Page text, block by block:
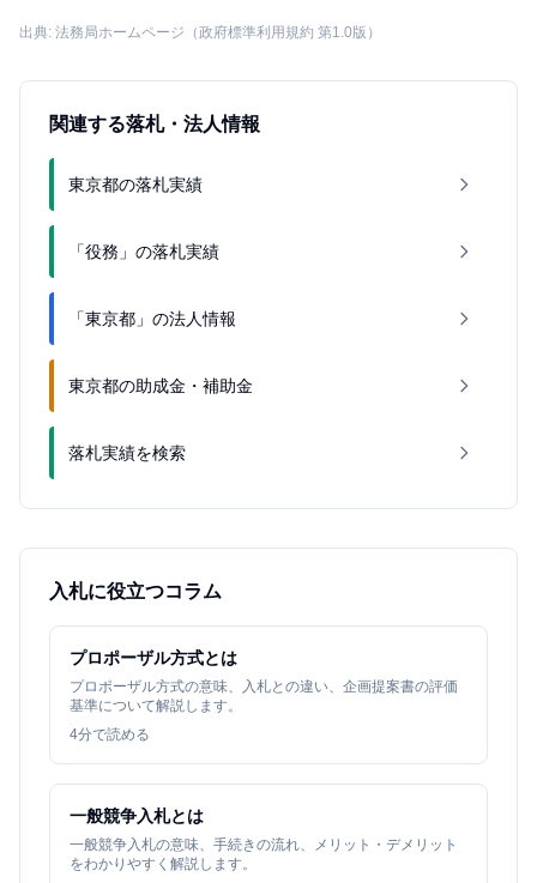
出典: 法務局ホームページ（政府標準利用規約 第1.0版）
関連する落札・法人情報
東京都の落札実績
「役務」の落札実績
「東京都」の法人情報
東京都の助成金・補助金
落札実績を検索
入札に役立つコラム
プロポーザル方式とは
プロポーザル方式の意味、入札との違い、企画提案書の評価
基準について解説します。
4分で読める
一般競争入札とは
一般競争入札の意味、手続きの流れ、メリット・デメリット
をわかりやすく解説します。